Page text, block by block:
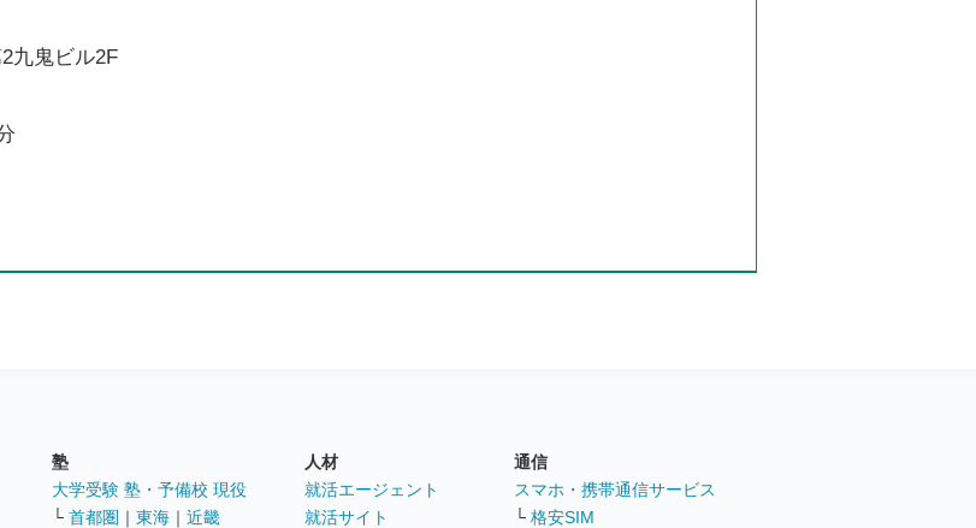
九鬼ビル2F
塾
大学受験 塾・予備校 現役
└ 首都圏 ｜ 東海 ｜ 近畿
人材
就活エージェント
就活サイト
通信
スマホ・携帯通信サービス
└ 格安SIM